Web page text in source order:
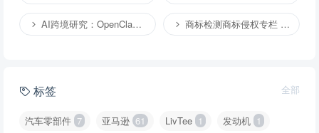
AI跨境研究：OpenClaw小龙虾等应用 （2） 商标检测商标侵权专栏 （1）
标签 全部
汽车零部件 7 亚马逊 61 LivTee 1 发动机 1